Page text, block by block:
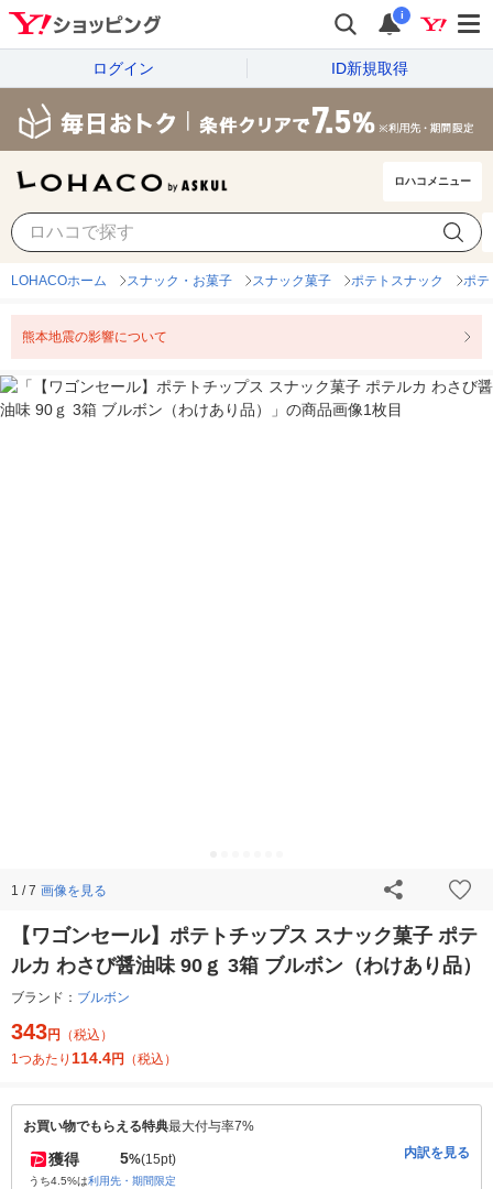
i
ログイン ID新規取得
ロハコメニュー
LOHACOホーム スナック・お菓子 スナック菓子 ポテトスナック ポテ
熊本地震の影響について
1 / 7 画像を見る
【ワゴンセール】ポテトチップス スナック菓子 ポテ
ルカ わさび醤油味 90ｇ 3箱 ブルボン（わけあり品）
ブランド： ブルボン
343円
（税込）
1つあたり 114.4円 （税込）
お買い物でもらえる特典最大付与率7%
獲得 5%(15pt)
うち4.5%は利用先・期間限定
内訳を見る